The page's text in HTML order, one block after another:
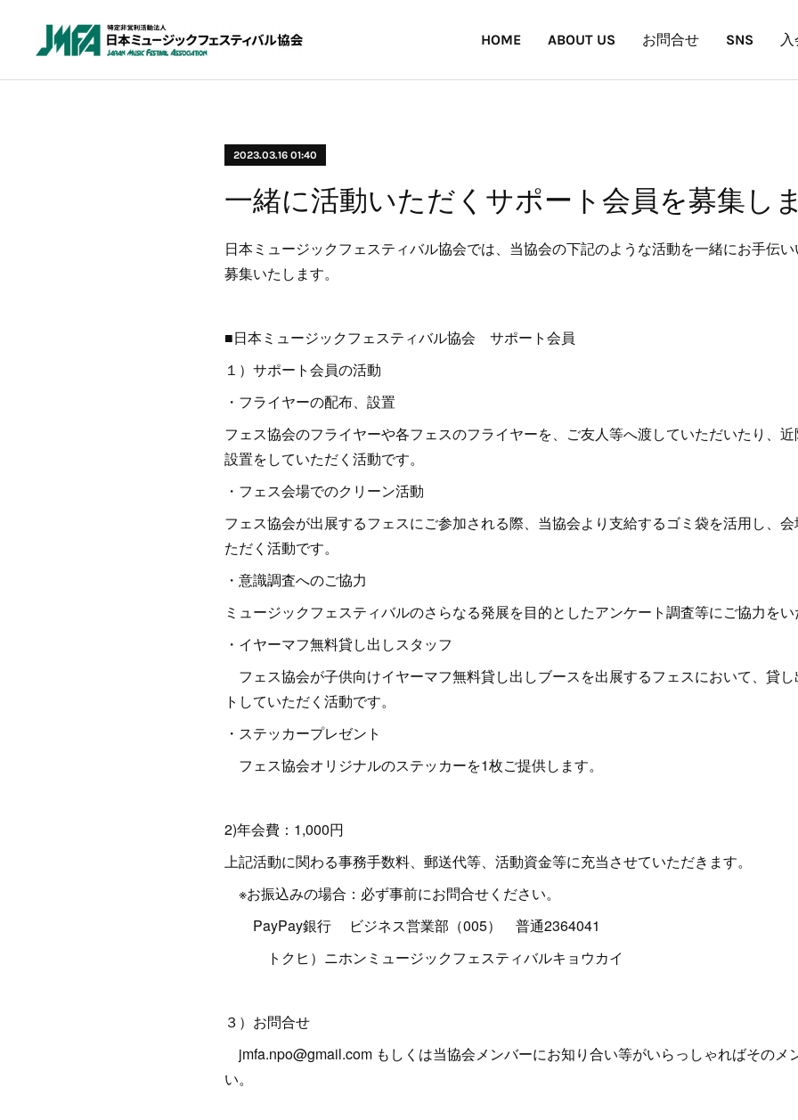
HOME ABOUT US お問合せ SNS
2023.03.16 01:40
一緒に活動いただくサポート会員を募集しま
日本ミュージックフェスティバル協会では、当協会の下記のような活動を一緒にお手伝
募集いたします。
■日本ミュージックフェスティバル協会 サポート会員
１）サポート会員の活動
・フライヤーの配布、設置
フェス協会のフライヤーや各フェスのフライヤーを、ご友人等へ渡していただいたり、
設置をしていただく活動です。
・フェス会場でのクリーン活動
フェス協会が出展するフェスにご参加される際、当協会より支給するゴミ袋を活用し、
ただく活動です。
・意識調査へのご協力
ミュージックフェスティバルのさらなる発展を目的としたアンケート調査等にご協力をい
・イヤーマフ無料貸し出しスタッフ
フェス協会が子供向けイヤーマフ無料貸し出しブースを出展するフェスにおいて、貸
トしていただく活動です。
・ステッカープレゼント
フェス協会オリジナルのステッカーを1枚ご提供します。
2)年会費：1,000円
上記活動に関わる事務手数料、郵送代等、活動資金等に充当させていただきます。
※お振込みの場合：必ず事前にお問合せください。
PayPay銀行 ビジネス営業部（005） 普通2364041
トクヒ）ニホンミュージックフェスティバルキョウカイ
３）お問合せ
jmfa.npo@gmail.com もしくは当協会メンバーにお知り合い等がいらっしゃればそのメ
い。